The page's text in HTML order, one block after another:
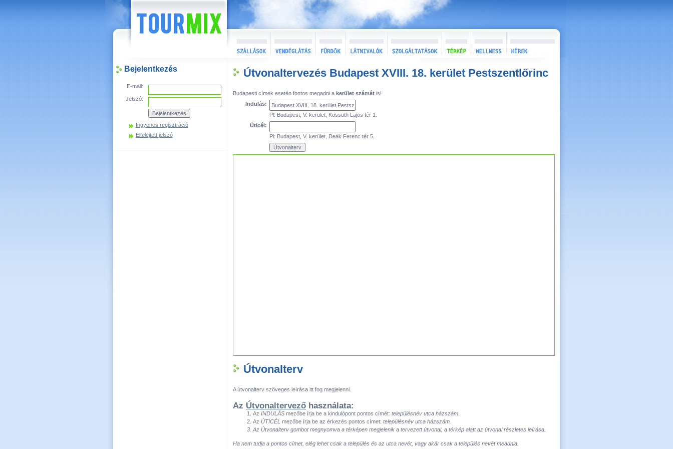
Bejelentkezés
E-mail:
Jelszó:
Ingyenes regisztráció
Elfelejtett jelszó
Útvonaltervezés Budapest XVIII. 18. kerület Pestszentlőrinc
Budapesti címek esetén fontos megadni a kerület számát is!
Indulás:
Pl: Budapest, V. kerület, Kossuth Lajos tér 1.
Úticél:
Pl: Budapest, V. kerület, Deák Ferenc tér 5.
Útvonalterv
A útvonalterv szöveges leírása itt fog megjelenni.
Az Útvonaltervező használata:
Az INDULÁS mezőbe írja be a kindulópont pontos címét: településnév utca házszám
Az ÚTICÉL mezőbe írja be az érkezés pontos címet: településnév utca házszám
Az Útvonalterv gombot megnyomva a térképen megjelenik a tervezett útvonal, a térkép alatt az útvonal részletes leírása.
Ha nem tudja a pontos címet, elég lehet csak a település és az utca nevét, vagy akár csak a település nevét meadnia.